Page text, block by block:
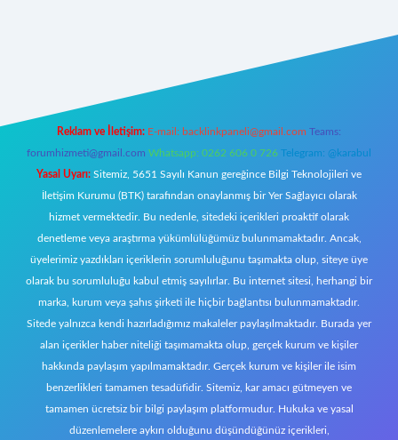
Reklam ve İletişim: E-mail: backlinkpaneli@gmail.com Teams:
forumhizmeti@gmail.com Whatsapp: 0262 606 0 726 Telegram: @karabul
Yasal Uyarı: Sitemiz, 5651 Sayılı Kanun gereğince Bilgi Teknolojileri ve
İletişim Kurumu (BTK) tarafından onaylanmış bir Yer Sağlayıcı olarak
hizmet vermektedir. Bu nedenle, sitedeki içerikleri proaktif olarak
denetleme veya araştırma yükümlülüğümüz bulunmamaktadır. Ancak,
üyelerimiz yazdıkları içeriklerin sorumluluğunu taşımakta olup, siteye üye
olarak bu sorumluluğu kabul etmiş sayılırlar. Bu internet sitesi, herhangi bir
marka, kurum veya şahıs şirketi ile hiçbir bağlantısı bulunmamaktadır.
Sitede yalnızca kendi hazırladığımız makaleler paylaşılmaktadır. Burada yer
alan içerikler haber niteliği taşımamakta olup, gerçek kurum ve kişiler
hakkında paylaşım yapılmamaktadır. Gerçek kurum ve kişiler ile isim
benzerlikleri tamamen tesadüfidir. Sitemiz, kar amacı gütmeyen ve
tamamen ücretsiz bir bilgi paylaşım platformudur. Hukuka ve yasal
düzenlemelere aykırı olduğunu düşündüğünüz içerikleri,